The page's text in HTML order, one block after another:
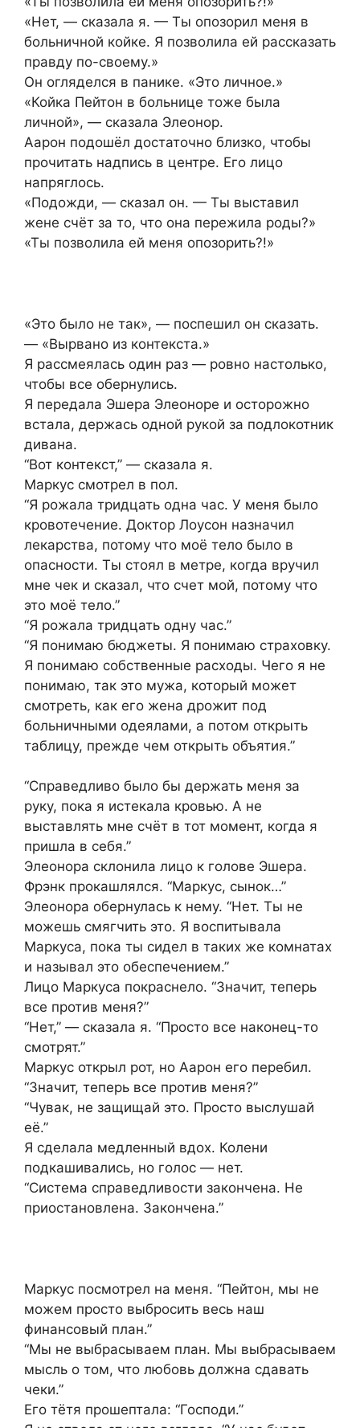
«Нет, — сказала я. — Ты опозорил меня в
больничной койке. Я позволила ей рассказать
правду по-своему.»
Он огляделся в панике. «Это личное.»
«Койка Пейтон в больнице тоже была
личной», — сказала Элеонор.
Аарон подошёл достаточно близко, чтобы
прочитать надпись в центре. Его лицо
напряглось.
«Подожди, — сказал он. — Ты выставил
жене счёт за то, что она пережила роды?»
«Ты позволила ей меня опозорить?!»
«Это было не так», — поспешил он сказать.
— «Вырвано из контекста.»
Я рассмеялась один раз — ровно настолько,
чтобы все обернулись.
Я передала Эшера Элеоноре и осторожно
встала, держась одной рукой за подлокотник
дивана.
“Вот контекст,” — сказала я.
Маркус смотрел в пол.
“Я рожала тридцать одна час. У меня было
кровотечение. Доктор Лоусон назначил
лекарства, потому что моё тело было в
опасности. Ты стоял в метре, когда вручил
мне чек и сказал, что счет мой, потому что
это моё тело.”
“Я рожала тридцать одну час.”
“Я понимаю бюджеты. Я понимаю страховку.
Я понимаю собственные расходы. Чего я не
понимаю, так это мужа, который может
смотреть, как его жена дрожит под
больничными одеялами, а потом открыть
таблицу, прежде чем открыть объятия.”
“Справедливо было бы держать меня за
руку, пока я истекала кровью. А не
выставлять мне счёт в тот момент, когда я
пришла в себя.”
Элеонора склонила лицо к голове Эшера.
Фрэнк прокашлялся. “Маркус, сынок…”
Элеонора обернулась к нему. “Нет. Ты не
можешь смягчить это. Я воспитывала
Маркуса, пока ты сидел в таких же комнатах
и называл это обеспечением.”
Лицо Маркуса покраснело. “Значит, теперь
все против меня?”
“Нет,” — сказала я. “Просто все наконец-то
смотрят.”
Маркус открыл рот, но Аарон его перебил.
“Значит, теперь все против меня?”
“Чувак, не защищай это. Просто выслушай
её.”
Я сделала медленный вдох. Колени
подкашивались, но голос — нет.
“Система справедливости закончена. Не
приостановлена. Закончена.”
Маркус посмотрел на меня. “Пейтон, мы не
можем просто выбросить весь наш
финансовый план.”
“Мы не выбрасываем план. Мы выбрасываем
мысль о том, что любовь должна сдавать
чеки.”
Его тётя прошептала: “Господи.”